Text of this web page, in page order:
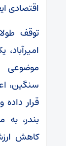
اقتصادی
توقف
موضوعی
سنگین،
قرار
بندر، به
کاهش